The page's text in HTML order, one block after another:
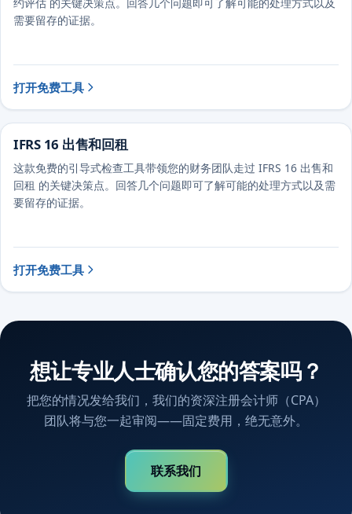
需要留存的证据。
打开免费工具
IFRS 16 出售和回租
这款免费的引导式检查工具带领您的财务团队走过 IFRS 16 出售和
回租 的关键决策点。回答几个问题即可了解可能的处理方式以及需
要留存的证据。
打开免费工具
想让专业人士确认您的答案吗？
把您的情况发给我们，我们的资深注册会计师（CPA）
团队将与您一起审阅——固定费用，绝无意外。
联系我们